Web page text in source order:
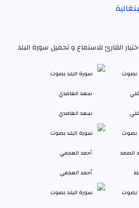
القارئ للاستماع و تحميل سورة البلد
سعد الغامدي
أحمد العجمي